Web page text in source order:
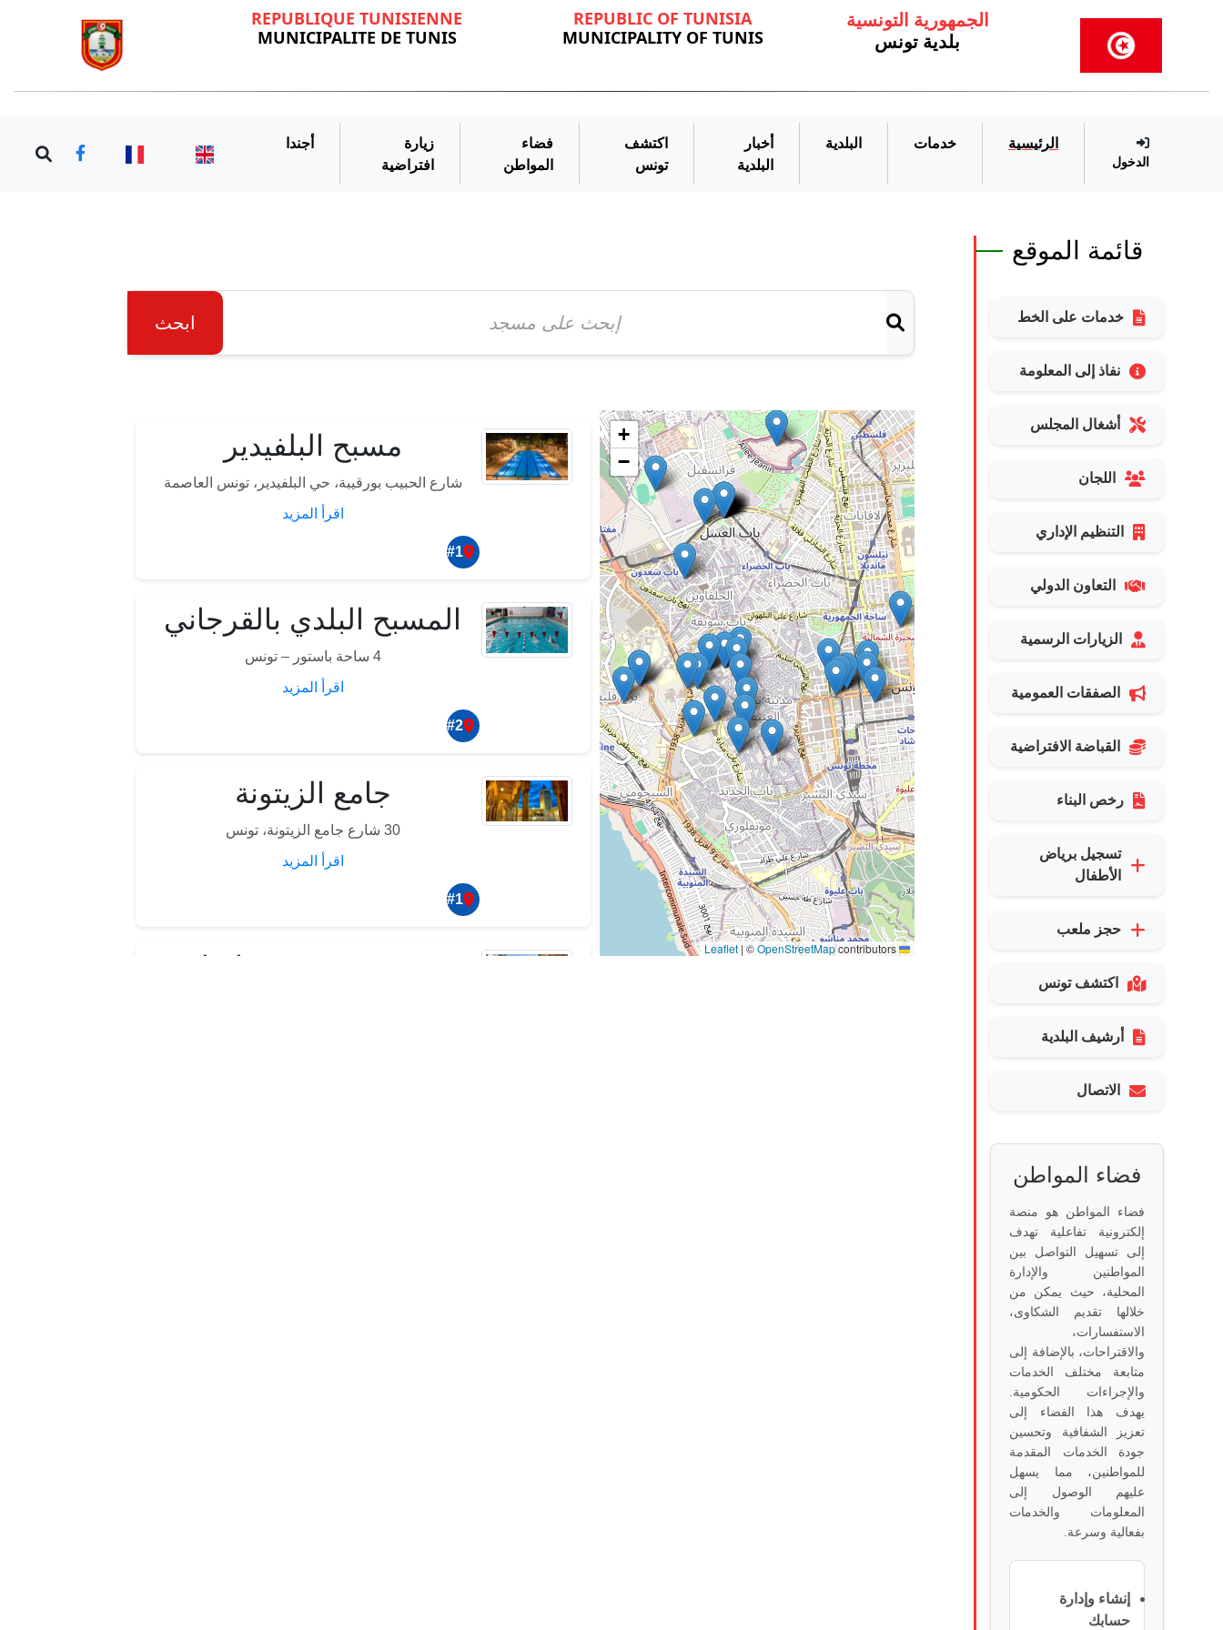
الجمهورية التونسية
بلدية تونس
REPUBLIC OF TUNISIA
MUNICIPALITY OF TUNIS
REPUBLIQUE TUNISIENNE
MUNICIPALITE DE TUNIS
الدخول
الرئيسية خدمات البلدية
أخبار
البلدية
اكتشف
تونس
فضاء
المواطن
زيارة
افتراضية
أجندا
قائمة الموقع
خدمات على الخط
نفاذ إلى المعلومة
أشغال المجلس
اللجان
التنظيم الإداري
التعاون الدولي
الزيارات الرسمية
الصفقات العمومية
القباضة الافتراضية
رخص البناء
تسجيل برياض
الأطفال
حجز ملعب
اكتشف تونس
أرشيف البلدية
الاتصال
فضاء المواطن
فضاء المواطن هو منصة
إلكترونية تفاعلية تهدف
إلى تسهيل التواصل بين
المواطنين والإدارة
المحلية، حيث يمكن من
خلالها تقديم الشكاوى،
الاستفسارات،
والاقتراحات، بالإضافة إلى
متابعة مختلف الخدمات
والإجراءات الحكومية.
يهدف هذا الفضاء إلى
تعزيز الشفافية وتحسين
جودة الخدمات المقدمة
للمواطنين، مما يسهل
عليهم الوصول إلى
المعلومات والخدمات
بفعالية وسرعة.
إنشاء وإدارة
حسابك
إبحث على ابحث
+
−
| ©OpenStreetMapcontributors
مسبح البلفيدير
شارع الحبيب بورقيبة، حي البلفيدير، تونس العاصمة
اقرأ المزيد
#1
المسبح البلدي بالقرجاني
4 ساحة باستور – تونس
اقرأ المزيد
#2
جامع الزيتونة
30 شارع جامع الزيتونة، تونس
اقرأ المزيد
#1
مسجد حمودة باشا